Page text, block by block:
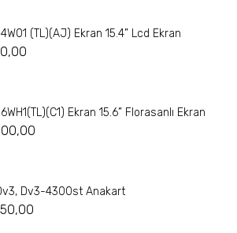
(TL)(AJ) Ekran 15.4” Lcd Ekran
Ekran 15.6” Florasanlı Ekran
Dv3-4300st Anakart